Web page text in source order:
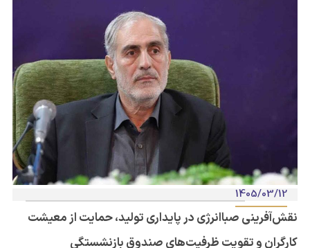
1405/03/12
نقش‌آفرینی صباانرژی در پایداری تولید، حمایت از معیشت
کارگران و تقویت ظرفیت‌های صندوق بازنشستگی